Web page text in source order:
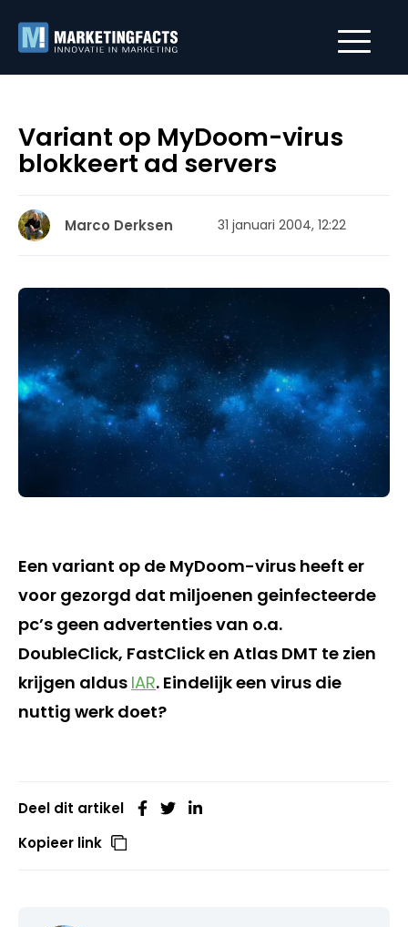
Variant op MyDoom-virus
blokkeert ad servers
Marco Derksen 31 januari 2004, 12:22
Een variant op de MyDoom-virus heeft er
voor gezorgd dat miljoenen geinfecteerde
pc’s geen advertenties van o.a.
DoubleClick, FastClick en Atlas DMT te zien
krijgen aldus IAR. Eindelijk een virus die
nuttig werk doet?
Deel dit artikel
Kopieer link